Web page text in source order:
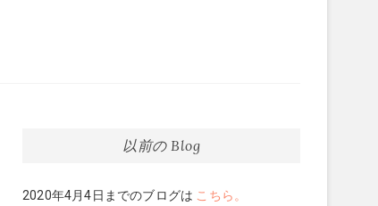
以前の Blog
2020年4月4日までのブログは こちら。